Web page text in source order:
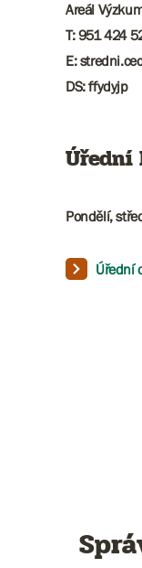
Areál
T: 951 424
E:
DS: ffydyjp
Úřední
Pondělí,
Úřední